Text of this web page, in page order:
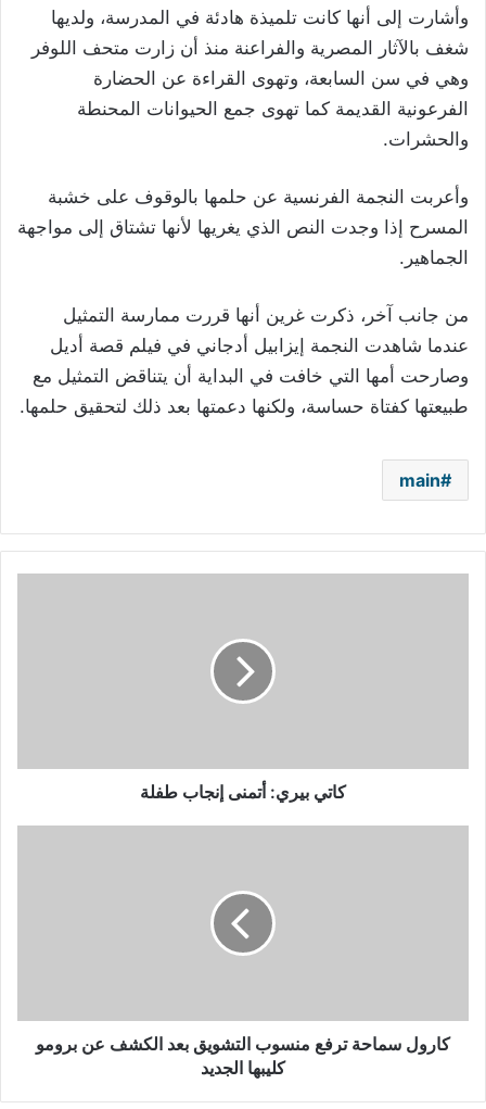
وأشارت إلى أنها كانت تلميذة هادئة في المدرسة، ولديها
شغف بالآثار المصرية والفراعنة منذ أن زارت متحف اللوفر
وهي في سن السابعة، وتهوى القراءة عن الحضارة
الفرعونية القديمة كما تهوى جمع الحيوانات المحنطة
والحشرات.
وأعربت النجمة الفرنسية عن حلمها بالوقوف على خشبة
المسرح إذا وجدت النص الذي يغريها لأنها تشتاق إلى مواجهة
الجماهير.
من جانب آخر، ذكرت غرين أنها قررت ممارسة التمثيل
عندما شاهدت النجمة إيزابيل أدجاني في فيلم قصة أديل
وصارحت أمها التي خافت في البداية أن يتناقض التمثيل مع
طبيعتها كفتاة حساسة، ولكنها دعمتها بعد ذلك لتحقيق حلمها.
main
كاتي بيري: أتمنى إنجاب طفلة
برومو
كليبهاكارول سماحة ترفع منسوب التشويق بعد الكشف عن برومو
كليبها الجديد